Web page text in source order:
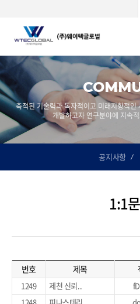
축적된 기술력과 독자적이고 미래지향적
개발하고자 연구분야에 지속
공지사항
1:1
번호 제목
1249 제천 신뢰..